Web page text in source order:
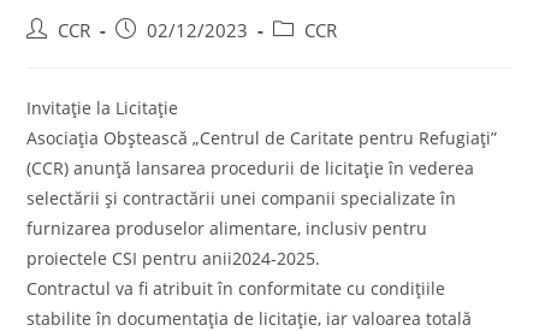
CCR 02/12/2023 CCR
Invitație la Licitație
Asociația Obștească „Centrul de Caritate pentru Refugiați”
(CCR) anunță lansarea procedurii de licitație în vederea
selectării și contractării unei companii specializate în
furnizarea produselor alimentare, inclusiv pentru
proiectele CSI pentru anii2024-2025.
Contractul va fi atribuit în conformitate cu condițiile
stabilite în documentația de licitație, iar valoarea totală